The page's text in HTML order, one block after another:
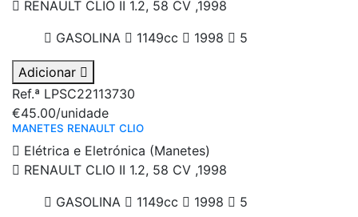
RENAULT CLIO II 1.2, 58 CV ,1998
GASOLINA
1149cc 1998 5
Adicionar
Ref.ª LPSC22113730
€45.00/unidade
MANETES RENAULT CLIO
Elétrica e Eletrónica (Manetes)
RENAULT CLIO II 1.2, 58 CV ,1998
GASOLINA
1149cc 1998 5